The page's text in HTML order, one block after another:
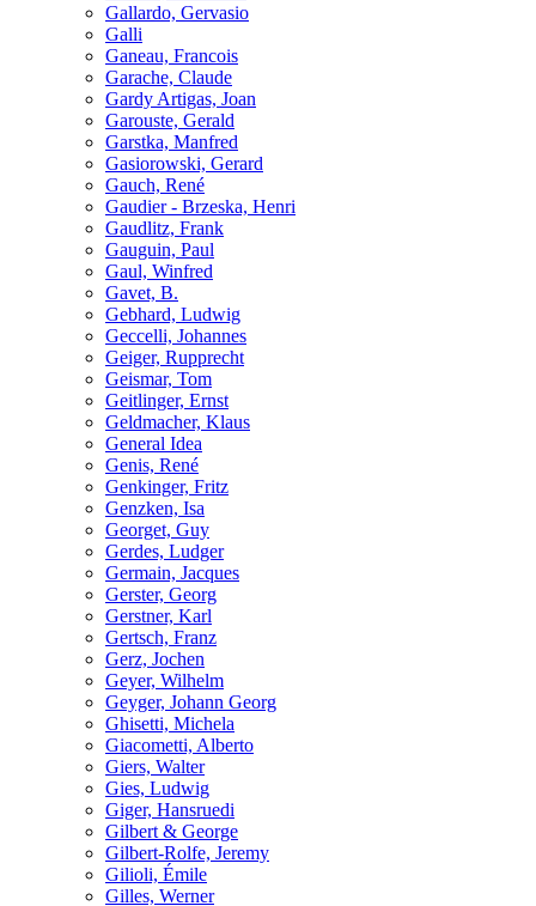
Gallardo, Gervasio
Galli
Ganeau, Francois
Garache, Claude
Gardy Artigas, Joan
Garouste, Gerald
Garstka, Manfred
Gasiorowski, Gerard
Gauch, René
Gaudier - Brzeska, Henri
Gaudlitz, Frank
Gauguin, Paul
Gaul, Winfred
Gavet, B.
Gebhard, Ludwig
Geccelli, Johannes
Geiger, Rupprecht
Geismar, Tom
Geitlinger, Ernst
Geldmacher, Klaus
General Idea
Genis, René
Genkinger, Fritz
Genzken, Isa
Georget, Guy
Gerdes, Ludger
Germain, Jacques
Gerster, Georg
Gerstner, Karl
Gertsch, Franz
Gerz, Jochen
Geyer, Wilhelm
Geyger, Johann Georg
Ghisetti, Michela
Giacometti, Alberto
Giers, Walter
Gies, Ludwig
Giger, Hansruedi
Gilbert & George
Gilbert-Rolfe, Jeremy
Gilioli, Émile
Gilles, Werner